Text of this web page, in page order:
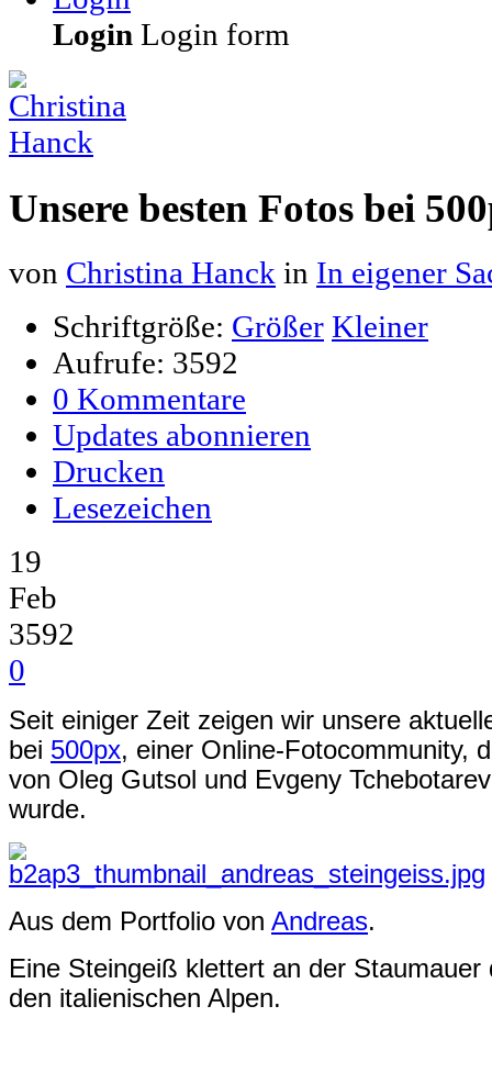
Login Login form
Unsere besten Fotos bei
von Christina Hanck in In eigener
Schriftgröße: Größer Kleiner
Aufrufe: 3592
0 Kommentare
Updates abonnieren
Drucken
Lesezeichen
19
Feb
3592
0
Seit einiger Zeit zeigen wir unsere
bei 500px, einer Online-Fotocommunity,
von Oleg Gutsol und Evgeny
wurde.
Aus dem Portfolio von Andreas.
Eine Steingeiß klettert an der
den italienischen Alpen.